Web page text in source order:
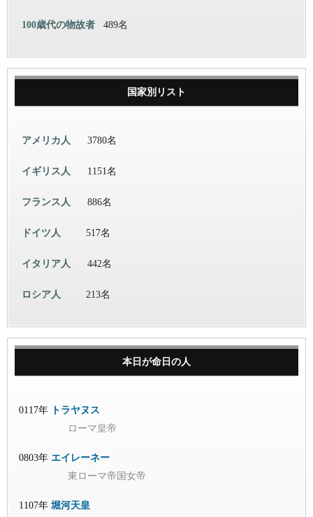
100歳代の物故者 489名
国家別リスト
アメリカ人 3780名
イギリス人 1151名
フランス人 886名
ドイツ人 517名
イタリア人 442名
ロシア人 213名
本日が命日の人
0117年 トラヤヌス
ローマ皇帝
0803年 エイレーネー
東ローマ帝国女帝
1107年 堀河天皇